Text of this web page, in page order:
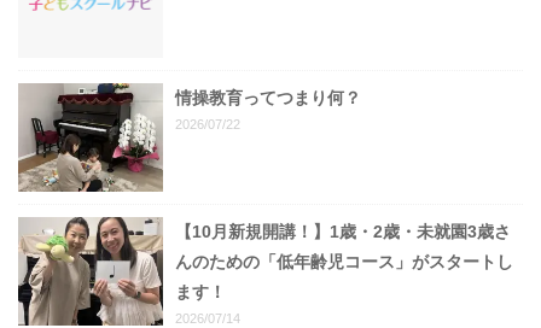
情操教育ってつまり何？
2026/07/22
【10月新規開講！】1歳・2歳・未就園3歳さ
んのための「低年齢児コース」がスタートし
ます！
2026/07/14